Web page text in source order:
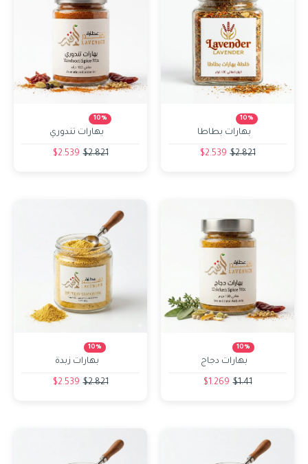
10%
بهارات بطاطا
$2.821
$2.539
10%
بهارات تندوري
$2.821
$2.539
10%
بهارات دجاج
$1.41
$1.269
10%
بهارات زبدة
$2.821
$2.539